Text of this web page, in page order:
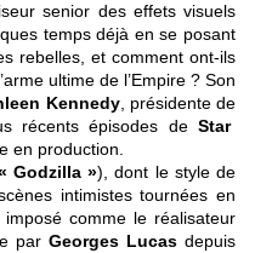
senior des effets visuels
temps déjà en se posant
rebelles, et comment ont-ils
ultime de l’Empire ? Son
Kennedy, présidente de
récents épisodes deStar
en production.
Godzilla »), dont le style de
intimistes tournées en
comme le réalisateur
par Georges Lucas depuis